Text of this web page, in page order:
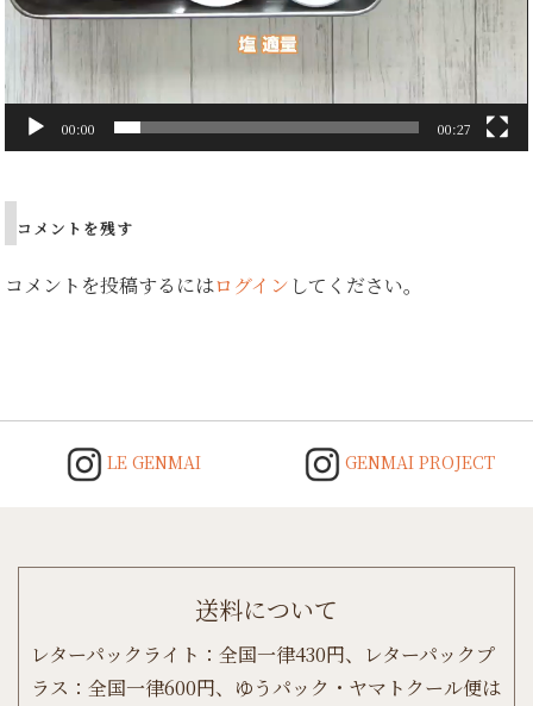
00:00 00:27
コメントを残す
コメントを投稿するにはログイン してください。
LE GENMAI GENMAI PROJECT
送料について
レターパックライト：全国一律430円、レターパックプ
ラス：全国一律600円、ゆうパック・ヤマトクール便は